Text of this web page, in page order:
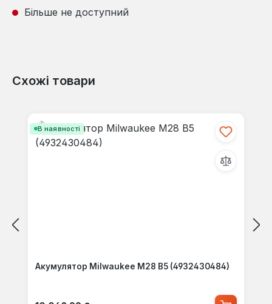
Більше не доступний
Схожі товари
В наявності
Акумулятор Milwaukee M28 B5 (4932430484)